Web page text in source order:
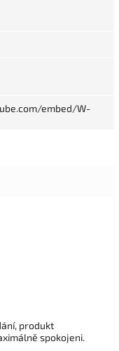
embed/W-
produkt
spokojeni.